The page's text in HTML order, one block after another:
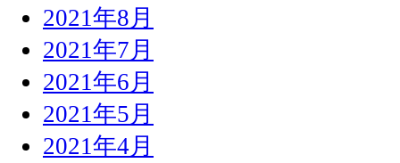
2021年8月
2021年7月
2021年6月
2021年5月
2021年4月